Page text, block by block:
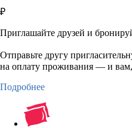
₽
Приглашайте друзей и
Отправьте другу
на оплату проживания — и вам,
Подробнее